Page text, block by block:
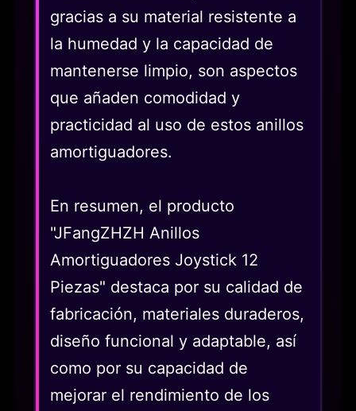
gracias a su material resistente a
la humedad y la capacidad de
mantenerse limpio, son aspectos
que añaden comodidad y
practicidad al uso de estos anillos
amortiguadores.
En resumen, el producto
"JFangZHZH Anillos
Amortiguadores Joystick 12
Piezas" destaca por su calidad de
fabricación, materiales duraderos,
diseño funcional y adaptable, así
como por su capacidad de
mejorar el rendimiento de los